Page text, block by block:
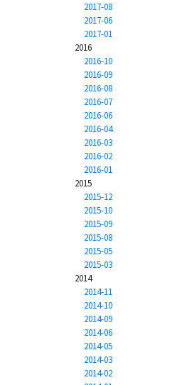
2017-08
2017-06
2017-01
2016
2016-10
2016-09
2016-08
2016-07
2016-06
2016-04
2016-03
2016-02
2016-01
2015
2015-12
2015-10
2015-09
2015-08
2015-05
2015-03
2014
2014-11
2014-10
2014-09
2014-06
2014-05
2014-03
2014-02